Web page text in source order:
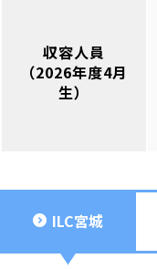
収容人員
（2026年度4月
生）
ILC宮城